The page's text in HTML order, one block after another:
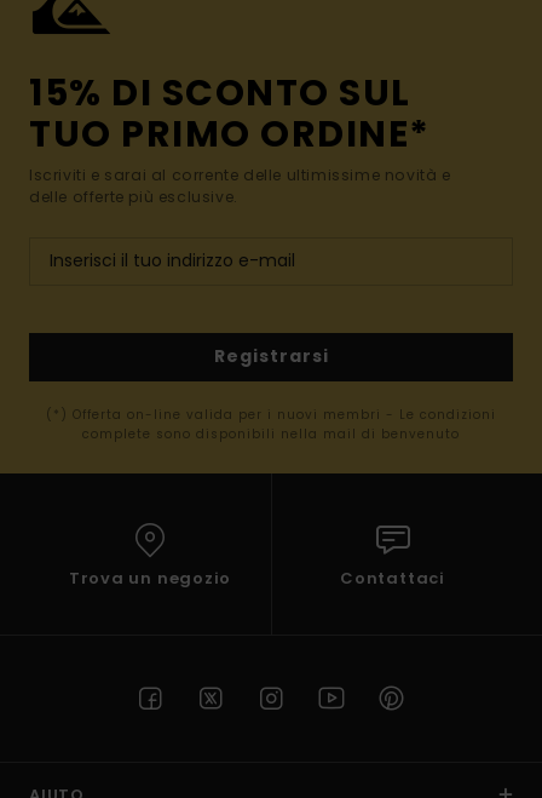
15% DI SCONTO SUL
TUO PRIMO ORDINE*
Iscriviti e sarai al corrente delle ultimissime novità e
delle offerte più esclusive.
Registrarsi
(*) Offerta on-line valida per i nuovi membri - Le condizioni
complete sono disponibili nella mail di benvenuto
Trova un negozio Contattaci